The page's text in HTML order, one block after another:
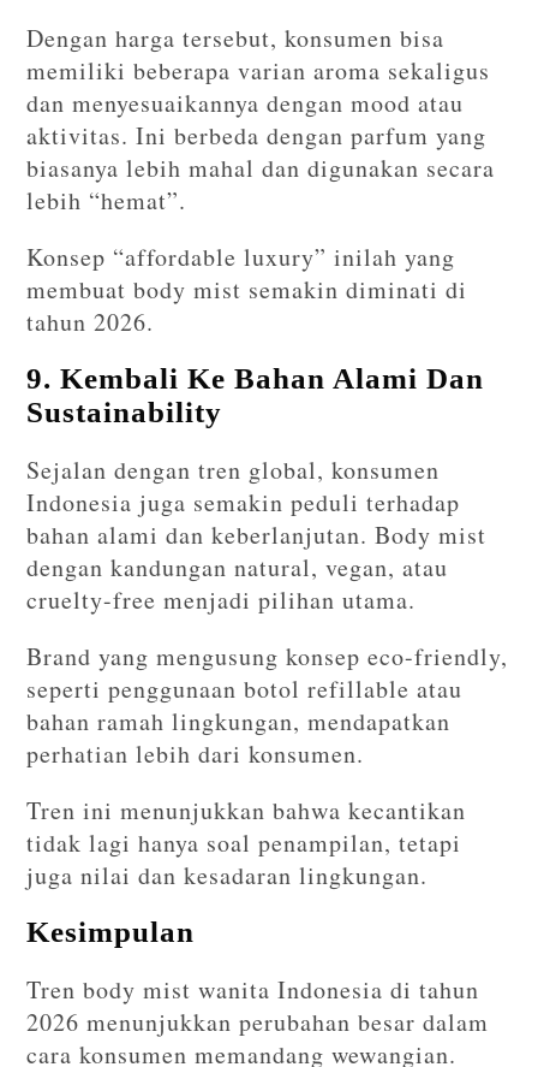
Dengan harga tersebut, konsumen bisa
memiliki beberapa varian aroma sekaligus
dan menyesuaikannya dengan mood atau
aktivitas. Ini berbeda dengan parfum yang
biasanya lebih mahal dan digunakan secara
lebih “hemat”.
Konsep “affordable luxury” inilah yang
membuat body mist semakin diminati di
tahun 2026.
9. Kembali Ke Bahan Alami Dan
Sustainability
Sejalan dengan tren global, konsumen
Indonesia juga semakin peduli terhadap
bahan alami dan keberlanjutan. Body mist
dengan kandungan natural, vegan, atau
cruelty-free menjadi pilihan utama.
Brand yang mengusung konsep eco-friendly,
seperti penggunaan botol refillable atau
bahan ramah lingkungan, mendapatkan
perhatian lebih dari konsumen.
Tren ini menunjukkan bahwa kecantikan
tidak lagi hanya soal penampilan, tetapi
juga nilai dan kesadaran lingkungan.
Kesimpulan
Tren body mist wanita Indonesia di tahun
2026 menunjukkan perubahan besar dalam
cara konsumen memandang wewangian.